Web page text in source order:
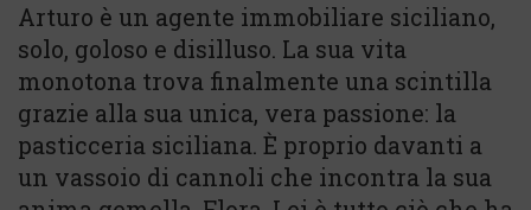
Arturo è un agente immobiliare siciliano,
solo, goloso e disilluso. La sua vita
monotona trova finalmente una scintilla
grazie alla sua unica, vera passione: la
pasticceria siciliana. È proprio davanti a
un vassoio di cannoli che incontra la sua